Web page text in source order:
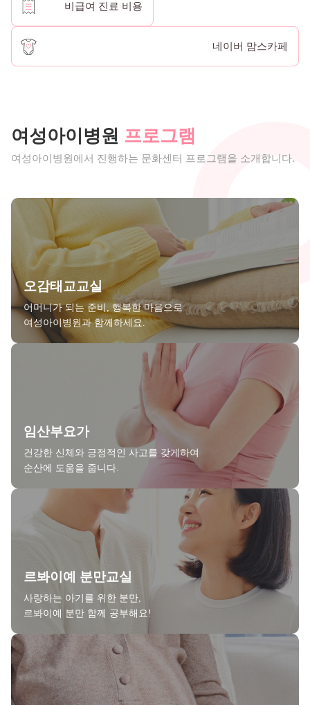
비급여 진료 비용
네이버 맘스카페
여성아이병원 프로그램
여성아이병원에서 진행하는 문화센터 프로그램을 소개합니다.
오감태교교실
어머니가 되는 준비, 행복한 마음으로
여성아이병원과 함께하세요.
임산부요가
건강한 신체와 긍정적인 사고를 갖게하여
순산에 도움을 줍니다.
르봐이예 분만교실
사랑하는 아기를 위한 분만,
르봐이예 분만 함께 공부해요!